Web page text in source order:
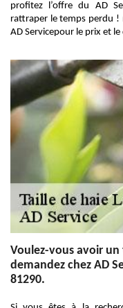
profitez l’offre du AD
rattraper le temps perdu !
AD Servicepour le prix et le
Voulez-vous avoir un
demandez chez AD
81290.